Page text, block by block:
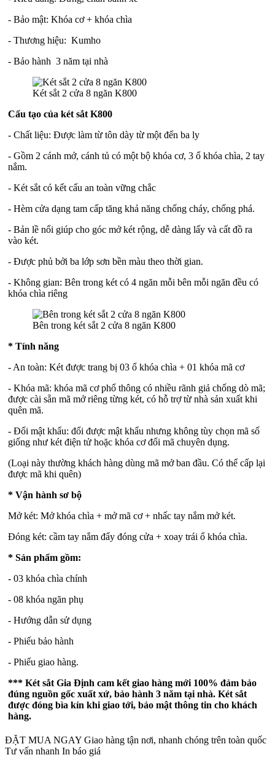
- Bảo mật: Khóa cơ + khóa chìa
- Thương hiệu: Kumho
- Bảo hành 3 năm tại nhà
Két sắt 2 cửa 8 ngăn K800
Cấu tạo của két sắt K800
- Chất liệu: Được làm từ tôn dày từ một đến ba ly
- Gồm 2 cánh mở, cánh tủ có một bộ khóa cơ, 3 ổ khóa chìa, 2 tay
nắm.
- Két sắt có kết cấu an toàn vững chắc
- Hèm cửa dạng tam cấp tăng khả năng chống cháy, chống phá.
- Bản lề nổi giúp cho góc mở két rộng, dễ dàng lấy và cất đồ ra
vào két.
- Được phủ bởi ba lớp sơn bền màu theo thời gian.
- Không gian: Bên trong két có 4 ngăn mỗi bên mỗi ngăn đều có
khóa chìa riêng
Bên trong két sắt 2 cửa 8 ngăn K800
* Tính năng
- An toàn: Két được trang bị 03 ổ khóa chìa + 01 khóa mã cơ
- Khóa mã: khóa mã cơ phổ thông có nhiều rãnh giả chống dò mã;
được cài sẵn mã mở riêng từng két, có hỗ trợ từ nhà sản xuất khi
quên mã.
- Đổi mật khẩu: đổi được mật khẩu nhưng không tùy chọn mã số
giống như két điện tử hoặc khóa cơ đổi mã chuyên dụng.
(Loại này thường khách hàng dùng mã mở ban đầu. Có thể cấp lại
được mã khi quên)
* Vận hành sơ bộ
Mở két: Mở khóa chìa + mở mã cơ + nhấc tay nắm mở két.
Đóng két: cầm tay nắm đẩy đóng cửa + xoay trái ổ khóa chìa.
* Sản phẩm gồm:
- 03 khóa chìa chính
- 08 khóa ngăn phụ
- Hướng dẫn sử dụng
- Phiếu bảo hành
- Phiếu giao hàng.
*** Két sắt Gia Định cam kết giao hàng mới 100% đảm bảo
đúng nguồn gốc xuất xứ, bảo hành 3 năm tại nhà. Két sắt
được đóng bìa kín khi giao tới, bảo mật thông tin cho khách
hàng.
ĐẶT MUA NGAY Giao hàng tận nơi, nhanh chóng trên toàn quốc
Tư vấn nhanh In báo giá